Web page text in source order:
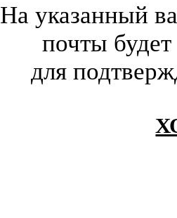
На указанный
почты
для